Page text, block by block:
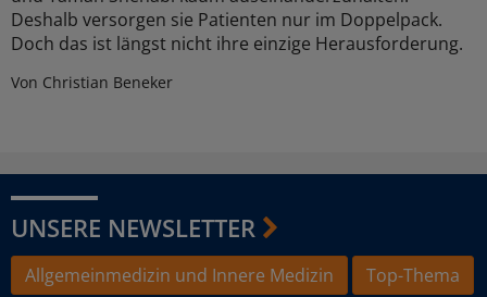
Deshalb versorgen sie Patienten nur im Doppelpack.
Doch das ist längst nicht ihre einzige Herausforderung.
Von Christian Beneker
UNSERE NEWSLETTER
Allgemeinmedizin und Innere Medizin
Top-Thema